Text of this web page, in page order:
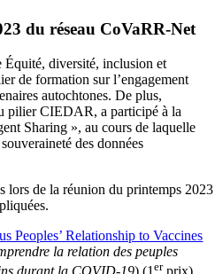
du réseau CoVaRR-Net
Équité, diversité, inclusion et
de formation sur l’engagement
autochtones. De plus,
pilier CIEDAR, a participé à la
Sharing », au cours de laquelle
des données
lors de la réunion du printemps 2023
Peoples’ Relationship to Vaccines
la relation des peuples
er